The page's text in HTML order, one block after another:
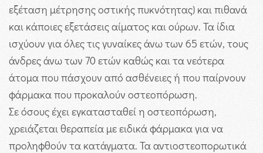
εξέταση μέτρησης οστικής πυκνότητας) και πιθανά
και κάποιες εξετάσεις αίματος και ούρων. Τα ίδια
ισχύουν για όλες τις γυναίκες άνω των 65 ετών, τους
άνδρες άνω των 70 ετών καθώς και τα νεότερα
άτομα που πάσχουν από ασθένειες ή που παίρνουν
φάρμακα που προκαλούν οστεοπόρωση.
Σε όσους έχει εγκατασταθεί η οστεοπόρωση,
χρειάζεται θεραπεία με ειδικά φάρμακα για να
προληφθούν τα κατάγματα. Τα αντιοστεοπορωτικά